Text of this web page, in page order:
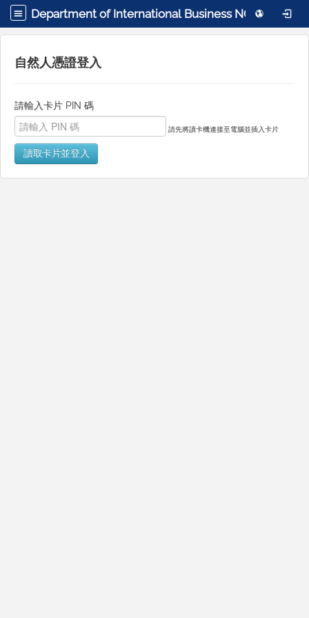
Department of International Business NCCU College of Commerce
自然人憑證登入
請輸入卡片 PIN 碼
請先將讀卡機連接至電腦並插入卡片
讀取卡片並登入